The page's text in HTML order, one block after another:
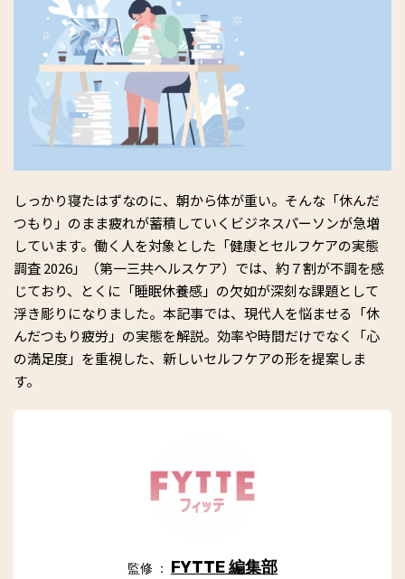
しっかり寝たはずなのに、朝から体が重い。そんな「休んだ
つもり」のまま疲れが蓄積していくビジネスパーソンが急増
しています。働く人を対象とした「健康とセルフケアの実態
調査 2026」（第一三共ヘルスケア）では、約７割が不調を感
じており、とくに「睡眠休養感」の欠如が深刻な課題として
浮き彫りになりました。本記事では、現代人を悩ませる「休
んだつもり疲労」の実態を解説。効率や時間だけでなく「心
の満足度」を重視した、新しいセルフケアの形を提案しま
す。
監修 ： FYTTE 編集部